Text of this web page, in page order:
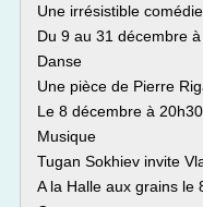
Une irrésistible
Du 9 au 31 décembre à
Danse
Une pièce de Pierre
Le 8 décembre à
Musique
Tugan Sokhiev invite
A la Halle aux grains le